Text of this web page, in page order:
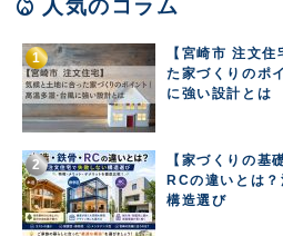
人気のコラム
【宮崎市 注文
た家づくりのポ
に強い設計とは
【家づくりの基
RCの違いとは
構造選び